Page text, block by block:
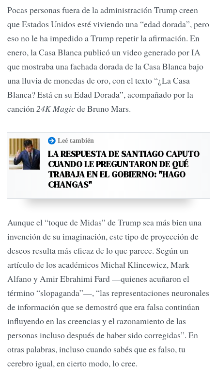
Pocas personas fuera de la administración Trump creen
que Estados Unidos esté viviendo una “edad dorada”, pero
eso no le ha impedido a Trump repetir la afirmación. En
enero, la Casa Blanca publicó un video generado por IA
que mostraba una fachada dorada de la Casa Blanca bajo
una lluvia de monedas de oro, con el texto “¿La Casa
Blanca? Está en su Edad Dorada”, acompañado por la
canción24K Magicde Bruno Mars.
Leé también
LA RESPUESTA DE SANTIAGO CAPUTO
CUANDO LE PREGUNTARON DE QUÉ
TRABAJA EN EL GOBIERNO: "HAGO
CHANGAS"
Aunque el “toque de Midas” de Trump sea más bien una
invención de su imaginación, este tipo de proyección de
deseos resulta más eficaz de lo que parece. Según un
artículo de los académicos Michał Klincewicz, Mark
Alfano y Amir Ebrahimi Fard —quienes acuñaron el
término “slopaganda”—, “las representaciones neuronales
de información que se demostró que era falsa continúan
influyendo en las creencias y el razonamiento de las
personas incluso después de haber sido corregidas”. En
otras palabras, incluso cuando sabés que es falso, tu
cerebro igual, en cierto modo, lo cree.